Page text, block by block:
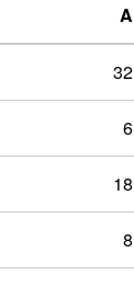
A
32
6
18
8